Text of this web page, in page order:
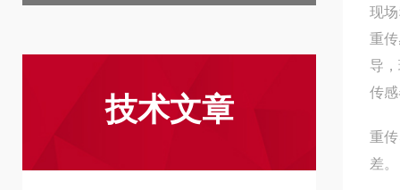
技术文章
现
重
导
传
重
差。